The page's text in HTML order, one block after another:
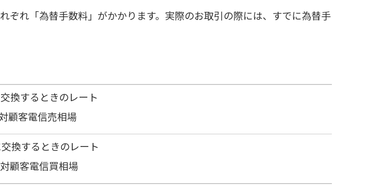
ぞれ「為替手数料」がかかります。実際のお取引の際には、すでに為替手
換するときのレート
顧客電信売相場
換するときのレート
顧客電信買相場